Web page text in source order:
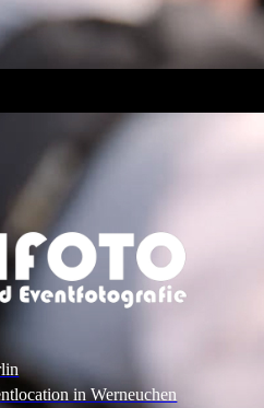
in Werneuchen